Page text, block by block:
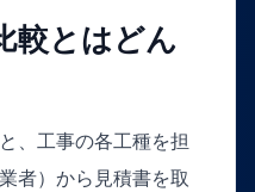
較とはどん
、工事の各工種を担
者）から見積書を取